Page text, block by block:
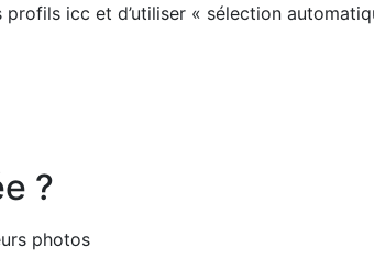
profils icc et d’utiliser « sélection
?
photos